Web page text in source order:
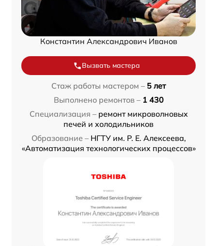
Константин Александрович Иванов
Вызвать мастера
Стаж работы мастером – 5 лет
Выполнено ремонтов – 1 430
Специализация – ремонт микроволновых
печей и холодильников
Образование – НГТУ им. Р. Е. Алексеева,
«Автоматизация технологических процессов»